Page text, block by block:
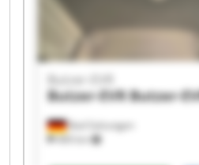
Bad Salzungen
469 km
Butzer-EVR
Butzer-EVRButzer-